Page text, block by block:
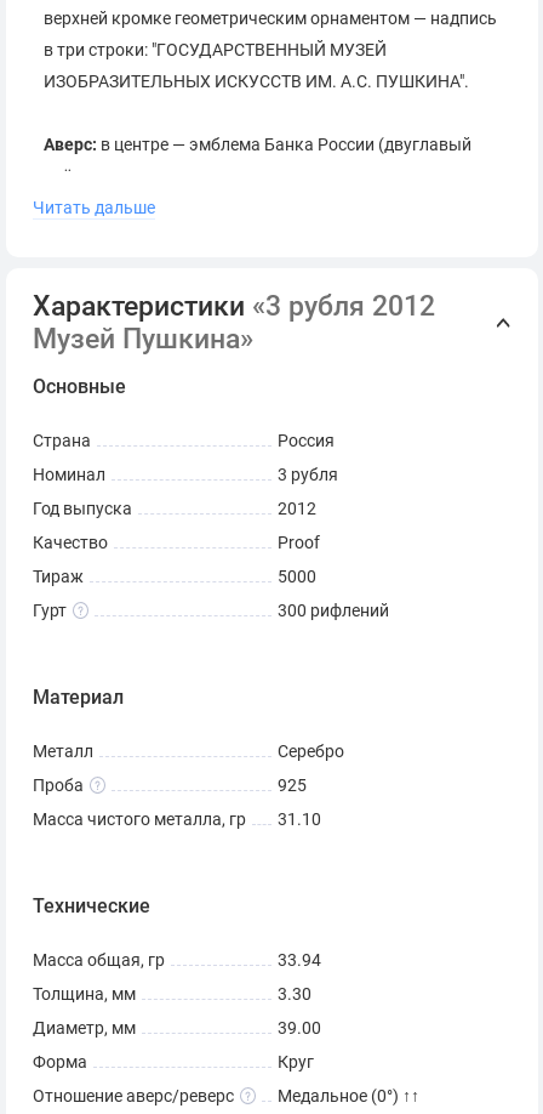
верхней кромке геометрическим орнаментом — надпись
в три строки: "ГОСУДАРСТВЕННЫЙ МУЗЕЙ
ИЗОБРАЗИТЕЛЬНЫХ ИСКУССТВ ИМ. А.С. ПУШКИНА".
Аверс: в центре — эмблема Банка России (двуглавый
орёл с опущенными крыльями, под ним — надпись
полукругом "БАНК РОССИИ"), обрамленная кругом из
пробы сплава, в центре — дата выпуска "2012 г.", справа
— содержание химически чистого металла и товарный
Коллекционная серебряная монета.
Поставляется в оригинальной капсуле.
Сопровождается сертификатом Банка России.
* Серия и номер сертификата могут отличаться от
представленных на фото.
Читать дальше
Характеристики «3 рубля 2012
Музей Пушкина»
Основные
Страна
Россия
Номинал
3 рубля
Год выпуска
2012
Качество
Proof
Тираж
5000
Гурт
300 рифлений
Материал
Металл
Серебро
Проба
925
Масса чистого металла, гр
31.10
Технические
Масса общая, гр
33.94
Толщина, мм
3.30
Диаметр, мм
39.00
Форма
Круг
Отношение аверс/реверс
Медальное (0°) ↑↑